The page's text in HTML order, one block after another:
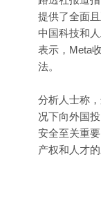
提供了全面
中国科技和
表示，Meta
法。
分析人士称
况下向外国
安全至关重
产权和人才的